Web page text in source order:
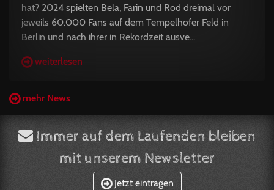
hat? 2024 spielten Bela, Farin und Rod dreimal vor
jeweils 60.000 Fans auf dem Tempelhofer Feld in
Berlin und nach ihrer in Rekordzeit ausve...
weiterlesen
mehr News
Immer auf dem Laufenden bleiben
mit unserem Newsletter
Jetzt eintragen